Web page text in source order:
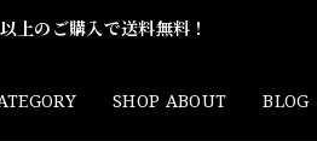
上のご購入で送料無料！
SHOP ABOUT BLOG